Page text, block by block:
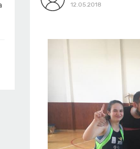
12.05.2018